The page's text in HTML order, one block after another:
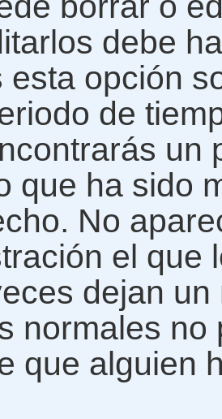
debe
esta opción
de
un
que ha sido
No
el que
dejan
normales
que alguien